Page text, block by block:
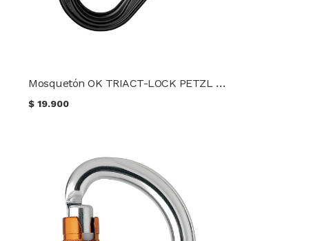
Mosquetón OK TRIACT-LOCK PETZL Linea táctica
$19.900